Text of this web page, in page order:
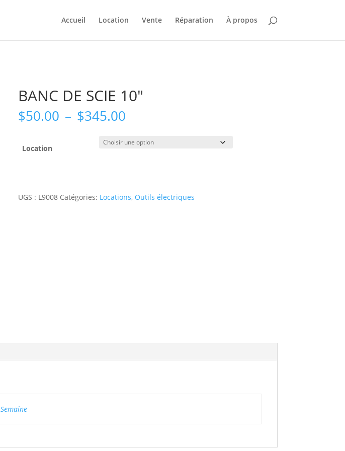
Accueil Location Vente Réparation À propos
BANC DE SCIE 10″
$50.00 – $345.00Plage
prix :
$50.00
Location
UGS : L9008 Catégories: Locations, Outils électriques
Semaine